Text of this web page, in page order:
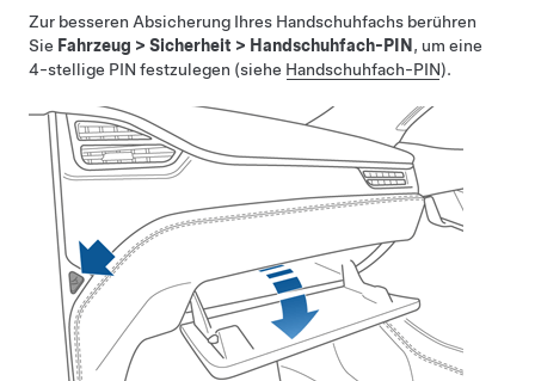
Zur besseren Absicherung Ihres Handschuhfachs berühren
Sie Fahrzeug > Sicherheit > Handschuhfach-PIN , um eine
4-stellige PIN festzulegen (siehe Handschuhfach-PIN).